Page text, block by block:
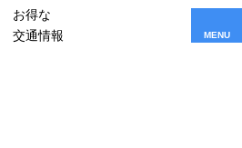
お得な
交通情報
MENU